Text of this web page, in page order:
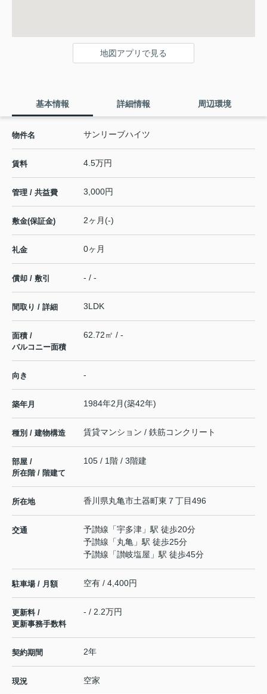
地図アプリで見る
基本情報 詳細情報 周辺環境
物件名 サンリーブハイツ
賃料 4.5万円
管理 / 共益費 3,000円
敷金(保証金) 2ヶ月(-)
礼金 0ヶ月
償却 / 敷引 - / -
間取り / 詳細 3LDK
面積 /
バルコニー面積
62.72㎡ / -
向き -
築年月 1984年2月(築42年)
種別 / 建物構造 賃貸マンション / 鉄筋コンクリート
部屋 /
所在階 / 階建て
105 / 1階 / 3階建
所在地 香川県丸亀市土器町東 ７丁目496
交通 予讃線 「宇多津 」駅 徒歩20分
予讃線 「丸亀 」駅 徒歩25分
予讃線 「讃岐塩屋 」駅 徒歩45分
駐車場 / 月額 空有 / 4,400円
更新料 /
更新事務手数料
- / 2.2万円
契約期間 2年
現況 空家